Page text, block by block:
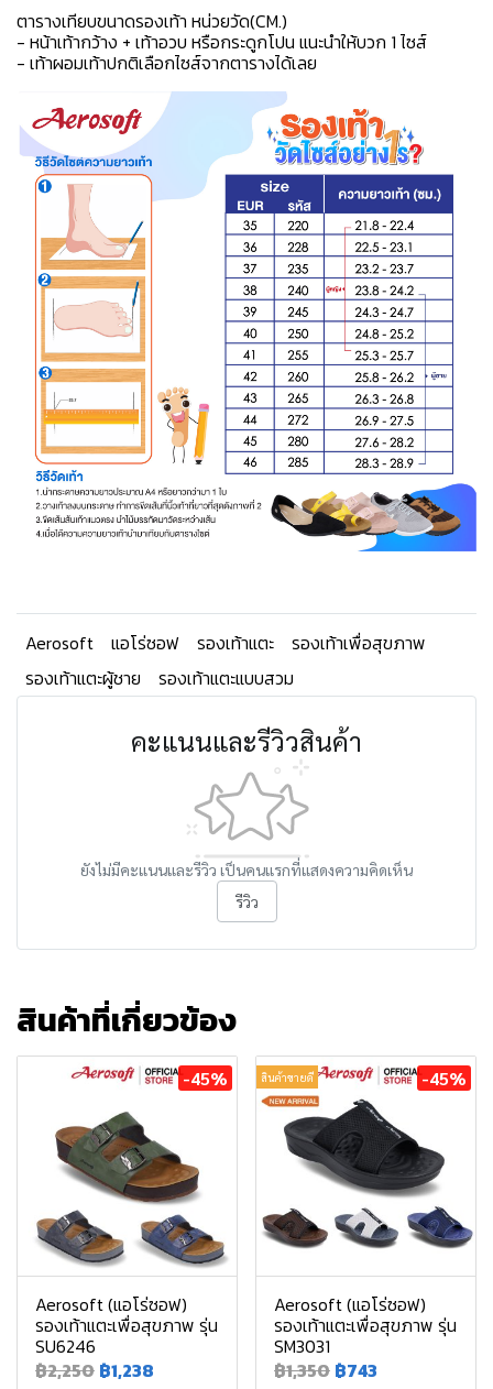
ตารางเทียบขนาดรองเท้า หน่วยวัด(CM.)
- หน้าเท้ากว้าง + เท้าอวบ หรือกระดูกโปน แนะนำให้บวก 1 ไซส์
- เท้าผอมเท้าปกติเลือกไซส์จากตารางได้เลย
Aerosoft แอโร่ซอฟ รองเท้าแตะ
รองเท้าเพื่อสุขภาพ
รองเท้าแตะผู้ชาย
รองเท้าแตะแบบสวม
คะแนนและรีวิวสินค้า
ยังไม่มีคะแนนและรีวิว เป็นคนแรกที่แสดงความคิดเห็น
รีวิว
สินค้าที่เกี่ยวข้อง
-45%
Aerosoft (แอโร่ซอฟ)
รองเท้าแตะเพื่อสุขภาพ รุ่น
SU6246
฿2,250 ฿1,238
สินค้าขายดี -45%
Aerosoft (แอโร่ซอฟ)
รองเท้าแตะเพื่อสุขภาพ รุ่น
SM3031
฿1,350 ฿743